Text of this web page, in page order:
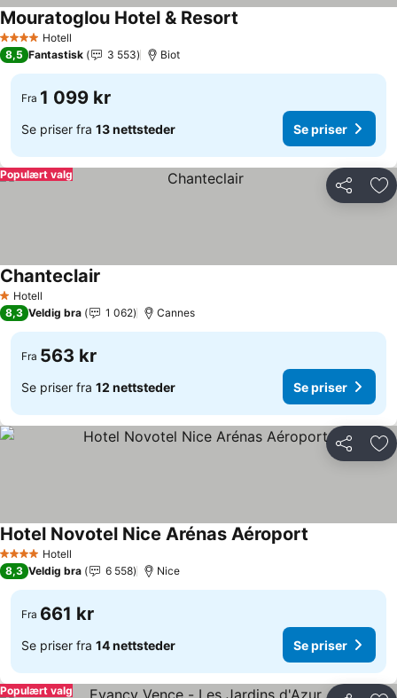
4 StjernerHotell
Mouratoglou Hotel & Resort
8,5 Fantastisk 3 553 Biot
Fra 1 099 kr
Se priser fra 13 nettsteder Se priser
Del
Populært valg
1 Stjerner
Hotell
Chanteclair
8,3 Veldig bra 1 062 Cannes
Fra 563 kr
Se priser fra 12 nettsteder Se priser
Del
4 StjernerHotell
Hotel Novotel Nice Arénas Aéroport
8,3 Veldig bra 6 558 Nice
Fra 661 kr
Se priser fra 14 nettsteder Se priser
Populært valg